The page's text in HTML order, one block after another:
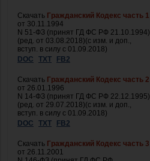
Скачать Гражданский Кодекс часть 1
от 30.11.1994
N 51-ФЗ (принят ГД ФС РФ 21.10.1994)
(ред. от 03.08.2018)(с изм. и доп.,
вступ. в силу с 01.09.2018)
DOC
TXT FB2
Скачать Гражданский Кодекс часть 2
от 26.01.1996
N 14-ФЗ (принят ГД ФС РФ 22.12.1995)
(ред. от 29.07.2018)(с изм. и доп.,
вступ. в силу с 01.09.2018)
DOC
TXT FB2
Скачать Гражданский Кодекс часть 3
от 26.11.2001